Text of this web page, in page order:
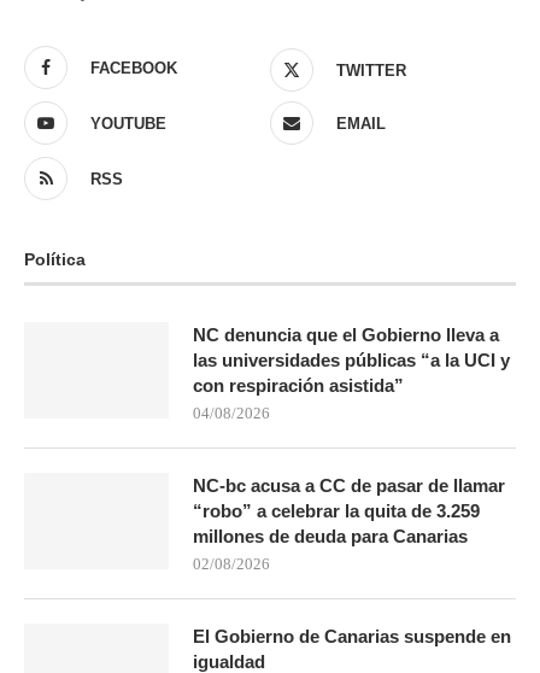
FACEBOOK TWITTER
YOUTUBE EMAIL
RSS
Política
NC denuncia que el Gobierno lleva a
las universidades públicas “a la UCI y
con respiración asistida”
04/08/2026
NC-bc acusa a CC de pasar de llamar
“robo” a celebrar la quita de 3.259
millones de deuda para Canarias
02/08/2026
El Gobierno de Canarias suspende en
igualdad